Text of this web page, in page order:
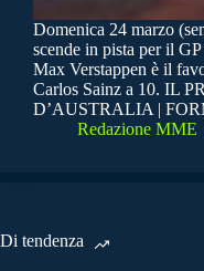
Domenica 24 marzo
scende in pista per il
Max Verstappen è il
Carlos Sainz a 10. IL
D’AUSTRALIA |
Redazione MME
Di tendenza